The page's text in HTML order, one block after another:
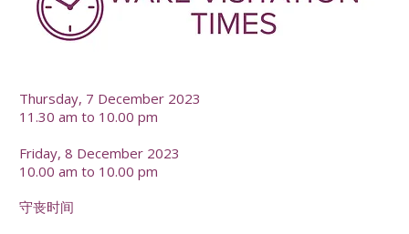
Thursday, 7 December 2023
11.30 am to 10.00 pm
Friday, 8 December 2023
10.00 am to 10.00 pm
守丧时间